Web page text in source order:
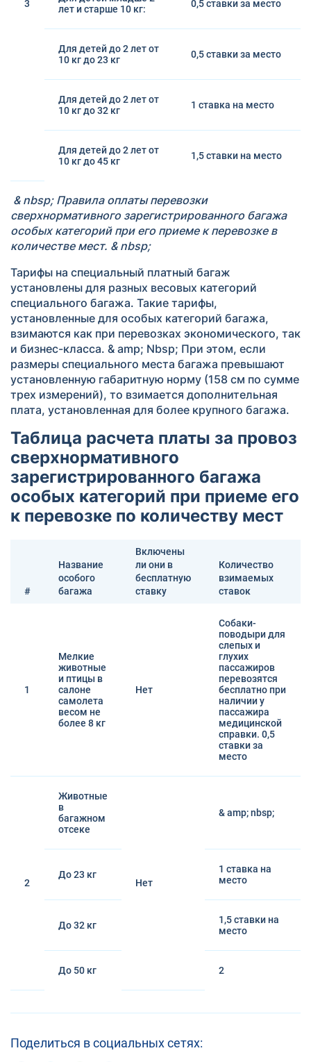
3
лет и старше 10 кг:
0,5 ставки за место
Для детей до 2 лет от
10 кг до 23 кг
0,5 ставки за место
Для детей до 2 лет от
10 кг до 32 кг
1 ставка на место
Для детей до 2 лет от
10 кг до 45 кг
1,5 ставки на место
& nbsp; Правила оплаты перевозки
сверхнормативного зарегистрированного багажа
особых категорий при его приеме к перевозке в
количестве мест. & nbsp;
Тарифы на специальный платный багаж
установлены для разных весовых категорий
специального багажа. Такие тарифы,
установленные для особых категорий багажа,
взимаются как при перевозках экономического, так
и бизнес-класса. & amp; Nbsp; При этом, если
размеры специального места багажа превышают
установленную габаритную норму (158 см по сумме
трех измерений), то взимается дополнительная
плата, установленная для более крупного багажа.
Таблица расчета платы за провоз
сверхнормативного
зарегистрированного багажа
особых категорий при приеме его
к перевозке по количеству мест
#
Название
особого
багажа
Включены
ли они в
бесплатную
ставку
Количество
взимаемых
ставок
1
Мелкие
животные
и птицы в
салоне
самолета
весом не
более 8 кг
Нет
Собаки-
поводыри для
слепых и
глухих
пассажиров
перевозятся
бесплатно при
наличии у
пассажира
медицинской
справки. 0,5
ставки за
место
2
Животные
в
багажном
отсеке
Нет
& amp; nbsp;
До 23 кг
1 ставка на
место
До 32 кг
1,5 ставки на
место
До 50 кг 2
Поделиться в социальных сетях: